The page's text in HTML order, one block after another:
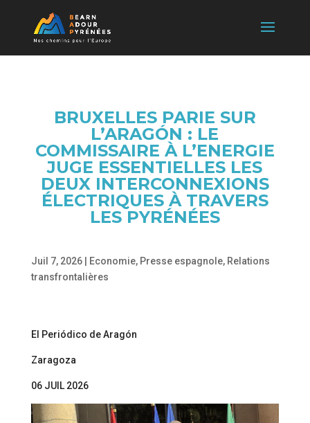
BRUXELLES PARIE SUR
L’ARAGÓN : LE
COMMISSAIRE À L’ENERGIE
JUGE ESSENTIELLES LES
DEUX INTERCONNEXIONS
ÉLECTRIQUES À TRAVERS
LES PYRÉNÉES
Juil 7, 2026| Economie, Presse espagnole, Relations
transfrontalières
El Periódico de Aragón
Zaragoza
06 JUIL 2026